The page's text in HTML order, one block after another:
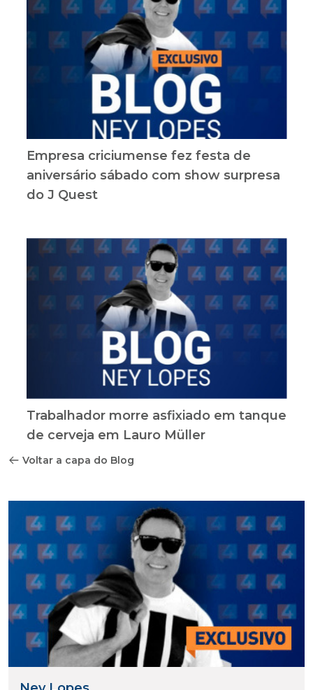
Empresa criciumense fez festa de
aniversário sábado com show surpresa
do J Quest
Trabalhador morre asfixiado em tanque
de cerveja em Lauro Müller
Voltar a capa do Blog